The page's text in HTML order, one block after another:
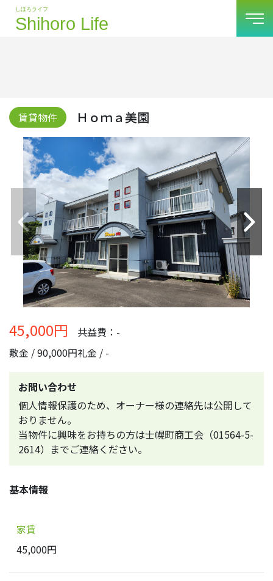
賃貸物件 Ｈｏｍａ美園
45,000円
共益費：-
敷金 / 90,000円礼金 / -
お問い合わせ
個人情報保護のため、オーナー様の連絡先は公開して
おりません。
当物件に興味をお持ちの方は士幌町商工会（01564-5-
2614）までご連絡ください。
基本情報
家賃
45,000円